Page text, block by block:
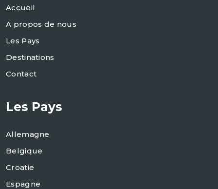
Accueil
A propos de nous
Les Pays
Destinations
Contact
Les Pays
Allemagne
Belgique
Croatie
Espagne